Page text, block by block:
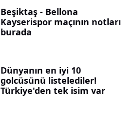
Beşiktaş - Bellona
Kayserispor maçının notları
burada
Dünyanın en iyi 10
golcüsünü listelediler!
Türkiye'den tek isim var